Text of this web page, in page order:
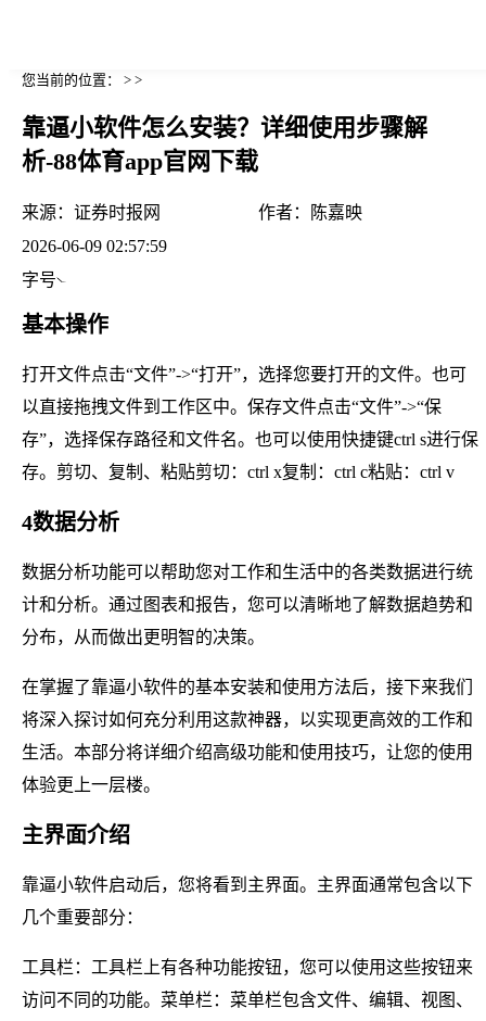
您当前的位置： > >
靠逼小软件怎么安装？详细使用步骤解
析-88体育app官网下载
来源： 证券时报网 作者：
陈嘉映
2026-06-09 02:57:59
字号
基本操作
打开文件点击“文件”->“打开”，选择您要打开的文件。也可
以直接拖拽文件到工作区中。保存文件点击“文件”->“保
存”，选择保存路径和文件名。也可以使用快捷键ctrl s进行保
存。剪切、复制、粘贴剪切：ctrl x复制：ctrl c粘贴：ctrl v
4数据分析
数据分析功能可以帮助您对工作和生活中的各类数据进行统
计和分析。通过图表和报告，您可以清晰地了解数据趋势和
分布，从而做出更明智的决策。
在掌握了靠逼小软件的基本安装和使用方法后，接下来我们
将深入探讨如何充分利用这款神器，以实现更高效的工作和
生活。本部分将详细介绍高级功能和使用技巧，让您的使用
体验更上一层楼。
主界面介绍
靠逼小软件启动后，您将看到主界面。主界面通常包含以下
几个重要部分：
工具栏：工具栏上有各种功能按钮，您可以使用这些按钮来
访问不同的功能。菜单栏：菜单栏包含文件、编辑、视图、